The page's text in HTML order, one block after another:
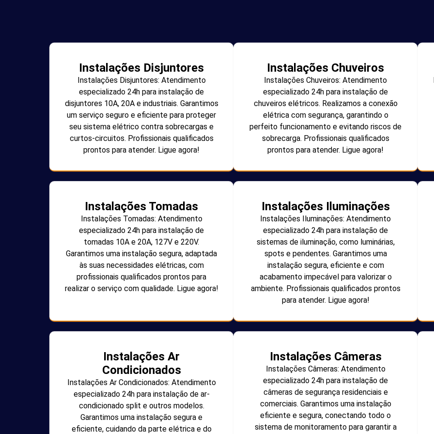
Instalações Disjuntores
Instalações Disjuntores: Atendimento
especializado 24h para instalação de
disjuntores 10A, 20A e industriais. Garantimos
um serviço seguro e eficiente para proteger
seu sistema elétrico contra sobrecargas e
curtos-circuitos. Profissionais qualificados
prontos para atender. Ligue agora!
Instalações Chuveiros
Instalações Chuveiros: Atendimento
especializado 24h para instalação de
chuveiros elétricos. Realizamos a conexão
elétrica com segurança, garantindo o
perfeito funcionamento e evitando riscos de
sobrecarga. Profissionais qualificados
prontos para atender. Ligue agora!
Instalações Tomadas
Instalações Tomadas: Atendimento
especializado 24h para instalação de
tomadas 10A e 20A, 127V e 220V.
Garantimos uma instalação segura, adaptada
às suas necessidades elétricas, com
profissionais qualificados prontos para
realizar o serviço com qualidade. Ligue agora!
Instalações Iluminações
Instalações Iluminações: Atendimento
especializado 24h para instalação de
sistemas de iluminação, como luminárias,
spots e pendentes. Garantimos uma
instalação segura, eficiente e com
acabamento impecável para valorizar o
ambiente. Profissionais qualificados prontos
para atender. Ligue agora!
Instalações Ar
Condicionados
Instalações Ar Condicionados: Atendimento
especializado 24h para instalação de ar-
condicionado split e outros modelos.
Garantimos uma instalação segura e
eficiente, cuidando da parte elétrica e do
Instalações Câmeras
Instalações Câmeras: Atendimento
especializado 24h para instalação de
câmeras de segurança residenciais e
comerciais. Garantimos uma instalação
eficiente e segura, conectando todo o
sistema de monitoramento para garantir a